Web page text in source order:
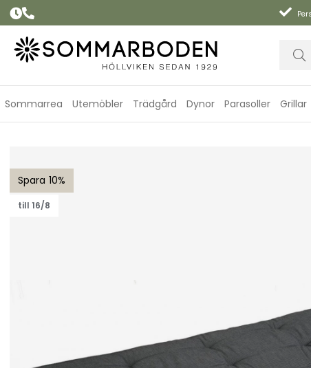
Sommarrea Utemöbler Trädgård Dynor Parasoller Grillar
10
till 16/8